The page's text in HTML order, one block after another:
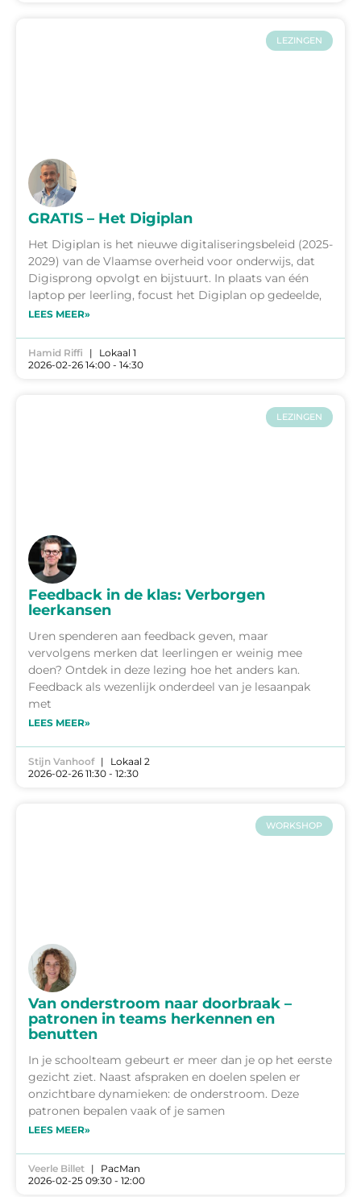
LEZINGEN
GRATIS – Het Digiplan
Het Digiplan is het nieuwe digitaliseringsbeleid (2025-
2029) van de Vlaamse overheid voor onderwijs, dat
Digisprong opvolgt en bijstuurt. In plaats van één
laptop per leerling, focust het Digiplan op gedeelde,
LEES MEER»
Hamid Riffi
Lokaal 1
2026-02-26 14:00 - 14:30
LEZINGEN
Feedback in de klas: Verborgen
leerkansen
Uren spenderen aan feedback geven, maar
vervolgens merken dat leerlingen er weinig mee
doen? Ontdek in deze lezing hoe het anders kan.
Feedback als wezenlijk onderdeel van je lesaanpak
met
LEES MEER»
Stijn Vanhoof
Lokaal 2
2026-02-26 11:30 - 12:30
WORKSHOP
Van onderstroom naar doorbraak –
patronen in teams herkennen en
benutten
In je schoolteam gebeurt er meer dan je op het eerste
gezicht ziet. Naast afspraken en doelen spelen er
onzichtbare dynamieken: de onderstroom. Deze
patronen bepalen vaak of je samen
LEES MEER»
Veerle Billet
PacMan
2026-02-25 09:30 - 12:00